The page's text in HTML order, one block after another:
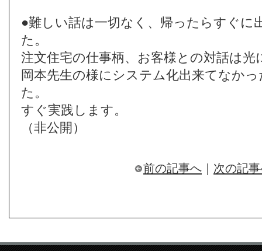
●難しい話は一切なく、帰ったらすぐに
た。
注文住宅の仕事柄、お客様との対話は
岡本先生の様にシステム化出来てなか
た。
すぐ実践します。
（非公開）
前の記事へ 次の記